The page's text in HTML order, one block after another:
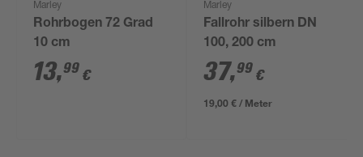
Marley
Rohrbogen 72 Grad
10 cm
13,99 €
Marley
Fallrohr silbern DN
100, 200 cm
37,99 €
19,00 € / Meter